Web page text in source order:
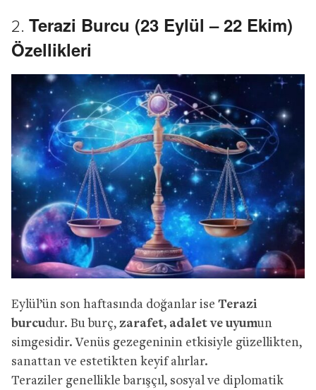
2. Terazi Burcu (23 Eylül – 22 Ekim)
Özellikleri
Eylül’ün son haftasında doğanlar ise Terazi
burcudur. Bu burç, zarafet, adalet ve uyumun
simgesidir. Venüs gezegeninin etkisiyle güzellikten,
sanattan ve estetikten keyif alırlar.
Teraziler genellikle barışçıl, sosyal ve diplomatik